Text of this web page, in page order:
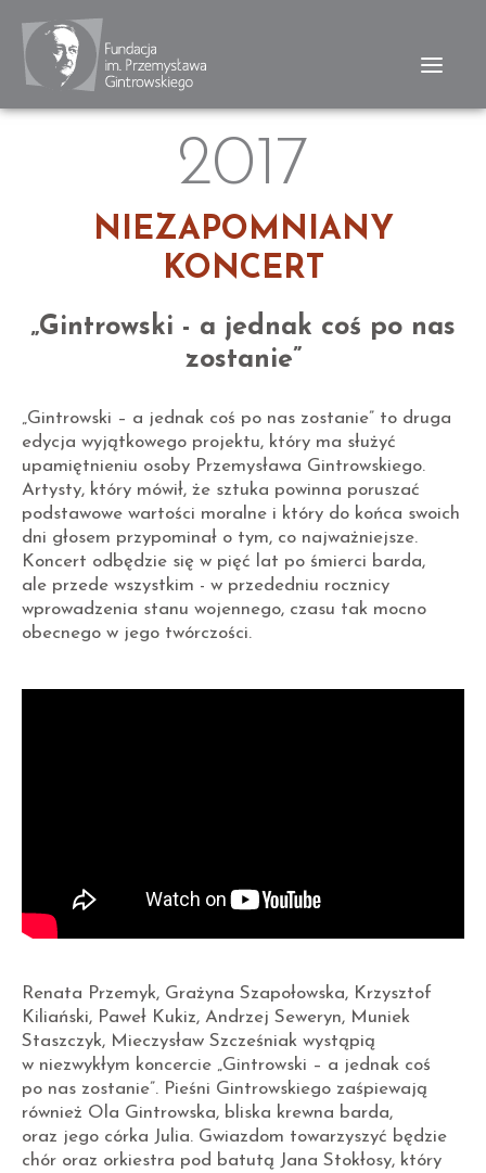
2017
NIEZAPOMNIANY
KONCERT
„Gintrowski - a jednak coś po nas
zostanie”
„Gintrowski – a jednak coś po nas zostanie” to druga
edycja wyjątkowego projektu, który ma służyć
upamiętnieniu osoby Przemysława Gintrowskiego.
Artysty, który mówił, że sztuka powinna poruszać
podstawowe wartości moralne i który do końca swoich
dni głosem przypominał o tym, co najważniejsze.
Koncert odbędzie się w pięć lat po śmierci barda,
ale przede wszystkim - w przededniu rocznicy
wprowadzenia stanu wojennego, czasu tak mocno
obecnego w jego twórczości.
Renata Przemyk, Grażyna Szapołowska, Krzysztof
Kiliański, Paweł Kukiz, Andrzej Seweryn, Muniek
Staszczyk, Mieczysław Szcześniak wystąpią
w niezwykłym koncercie „Gintrowski – a jednak coś
po nas zostanie”. Pieśni Gintrowskiego zaśpiewają
również Ola Gintrowska, bliska krewna barda,
oraz jego córka Julia. Gwiazdom towarzyszyć będzie
chór oraz orkiestra pod batutą Jana Stokłosy, który